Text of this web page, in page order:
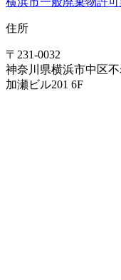
住所
〒231-0032
神奈川県横浜市中区
加瀬ビル201 6F